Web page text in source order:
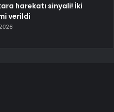
harekatı sinyali! İki
verildi